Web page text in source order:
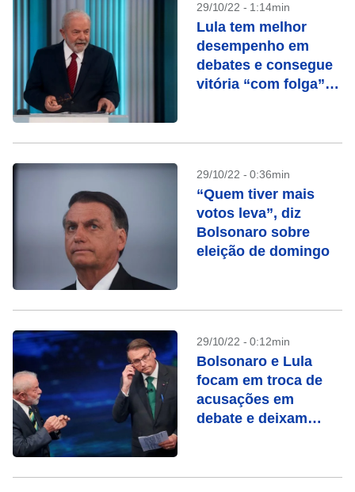
29/10/22 - 1:14min
Lula tem melhor
desempenho em
debates e consegue
vitória “com folga”
29/10/22 - 0:36min
“Quem tiver mais
votos leva”, diz
Bolsonaro sobre
eleição de domingo
29/10/22 - 0:12min
Bolsonaro e Lula
focam em troca de
acusações em
debate e deixam